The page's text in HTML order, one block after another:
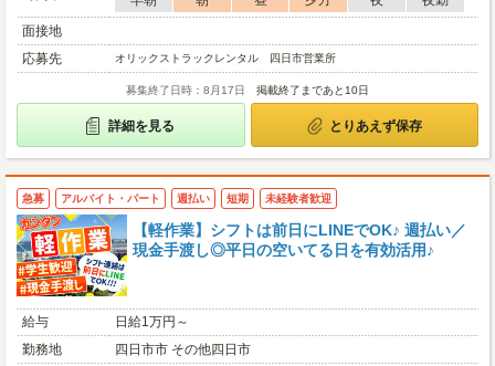
面接地
応募先
オリックストラックレンタル 四日市営業所
募集終了日時：8月17日 掲載終了まであと10日
詳細を見る とりあえず保存
急募 アルバイト・パート 週払い 短期 未経験者歓迎
【軽作業】シフトは前日にLINEでOK♪ 週払い／
現金手渡し◎平日の空いてる日を有効活用♪
給与
日給1万円～
勤務地
四日市市 その他四日市